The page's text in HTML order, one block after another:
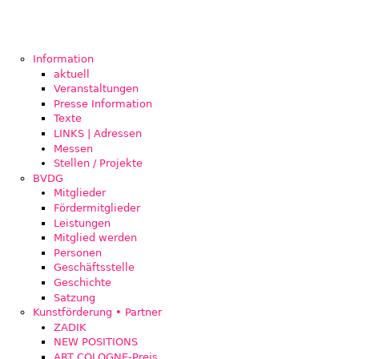
Information
aktuell
Veranstaltungen
Presse Information
Texte
LINKS | Adressen
Messen
Stellen / Projekte
BVDG
Mitglieder
Fördermitglieder
Leistungen
Mitglied werden
Personen
Geschäftsstelle
Geschichte
Satzung
Kunstförderung • Partner
ZADIK
NEW POSITIONS